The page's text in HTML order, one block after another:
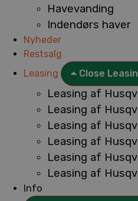
Havevanding
Indendørs haver
Nyheder
Restsalg
Leasing
Close
Leasing af
Leasing af
Leasing af
Leasing af
Leasing af
Leasing af
Info